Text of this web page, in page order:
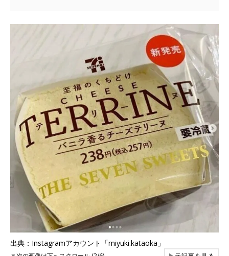
出典：Instagramアカウント「miyuki.kataoka」